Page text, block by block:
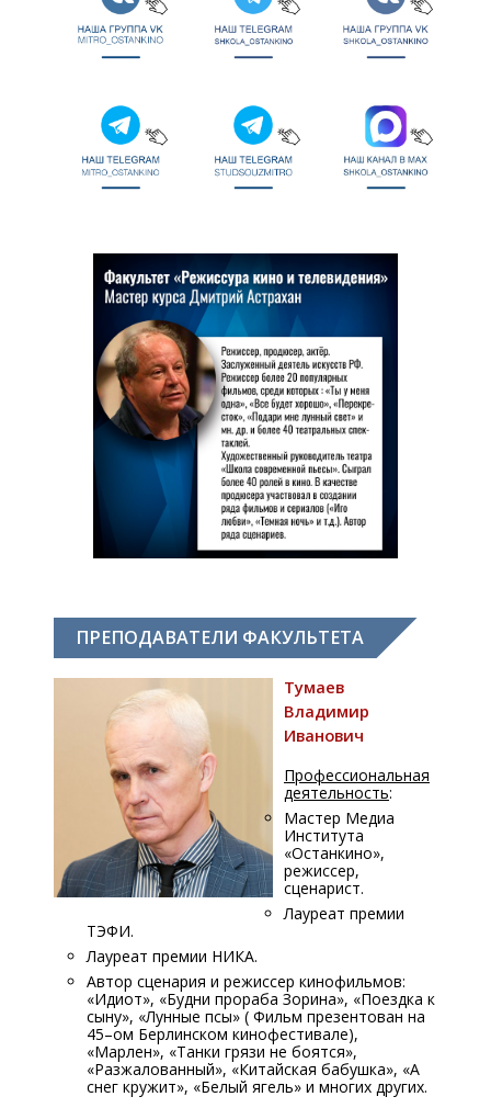
ПРЕПОДАВАТЕЛИ ФАКУЛЬТЕТА
Тумаев
Владимир
Иванович
Профессиональная
деятельность:
Мастер Медиа
Института
«Останкино»,
режиссер,
сценарист.
Лауреат премии
ТЭФИ.
Лауреат премии НИКА.
Автор сценария и режиссер кинофильмов:
«Идиот», «Будни прораба Зорина», «Поездка к
сыну», «Лунные псы» ( Фильм презентован на
45–ом Берлинском кинофестивале),
«Марлен», «Танки грязи не боятся»,
«Разжалованный», «Китайская бабушка», «А
снег кружит», «Белый ягель» и многих других.